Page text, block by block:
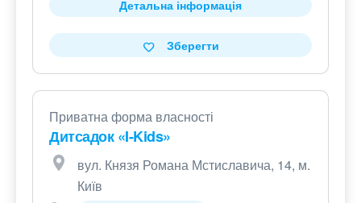
Детальна інформація
Зберегти
Приватна форма власності
Дитсадок «I-Kids»
вул. Князя Романа Мстиславича, 14, м.
Київ